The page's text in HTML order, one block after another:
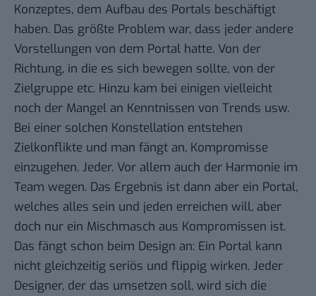
Konzeptes, dem Aufbau des Portals beschäftigt
haben. Das größte Problem war, dass jeder andere
Vorstellungen von dem Portal hatte. Von der
Richtung, in die es sich bewegen sollte, von der
Zielgruppe etc. Hinzu kam bei einigen vielleicht
noch der Mangel an Kenntnissen von Trends usw.
Bei einer solchen Konstellation entstehen
Zielkonflikte und man fängt an, Kompromisse
einzugehen. Jeder. Vor allem auch der Harmonie im
Team wegen. Das Ergebnis ist dann aber ein Portal,
welches alles sein und jeden erreichen will, aber
doch nur ein Mischmasch aus Kompromissen ist.
Das fängt schon beim Design an: Ein Portal kann
nicht gleichzeitig seriös und flippig wirken. Jeder
Designer, der das umsetzen soll, wird sich die